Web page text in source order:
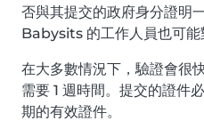
否與其提交的政府身分證明
Babysits 的工作人員也可能
在大多數情況下，驗證會很
需要 1 週時間。提交的證件
期的有效證件。